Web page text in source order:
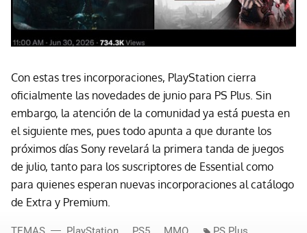
Con estas tres incorporaciones, PlayStation cierra
oficialmente las novedades de junio para PS Plus. Sin
embargo, la atención de la comunidad ya está puesta en
el siguiente mes, pues todo apunta a que durante los
próximos días Sony revelará la primera tanda de juegos
de julio, tanto para los suscriptores de Essential como
para quienes esperan nuevas incorporaciones al catálogo
de Extra y Premium.